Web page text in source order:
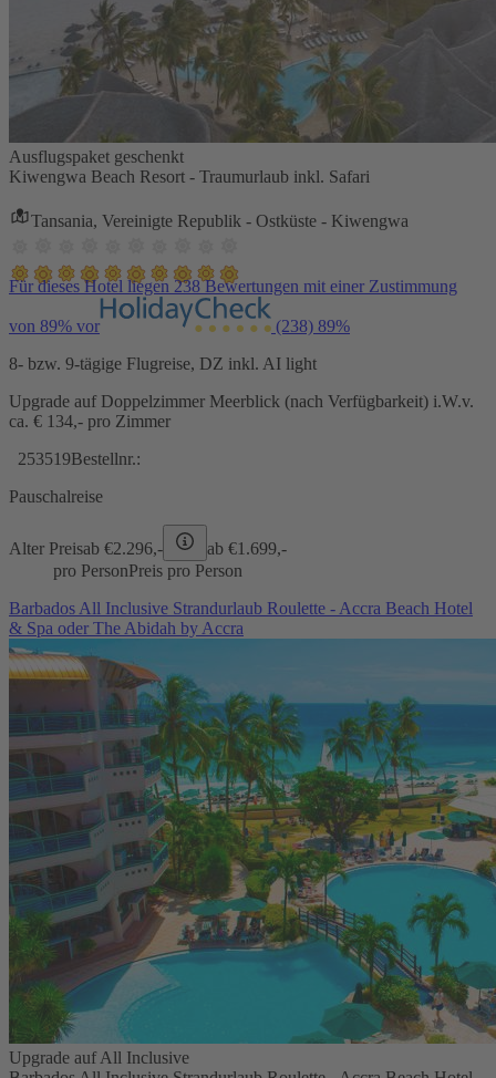
Ausflugspaket geschenkt
Kiwengwa Beach Resort - Traumurlaub inkl. Safari
Tansania, Vereinigte Republik - Ostküste - Kiwengwa
Für dieses Hotel liegen 238 Bewertungen mit einer Zustimmung
von 89% vor (238) 89%
8- bzw. 9-tägige Flugreise, DZ inkl. AI light
Upgrade auf Doppelzimmer Meerblick (nach Verfügbarkeit) i.W.v.
ca. € 134,- pro Zimmer
253519Bestellnr.:
Pauschalreise
Alter Preisab €2.296,- ab €1.699,-
pro PersonPreis pro Person
Barbados All Inclusive Strandurlaub Roulette - Accra Beach Hotel
& Spa oder The Abidah by Accra
Upgrade auf All Inclusive